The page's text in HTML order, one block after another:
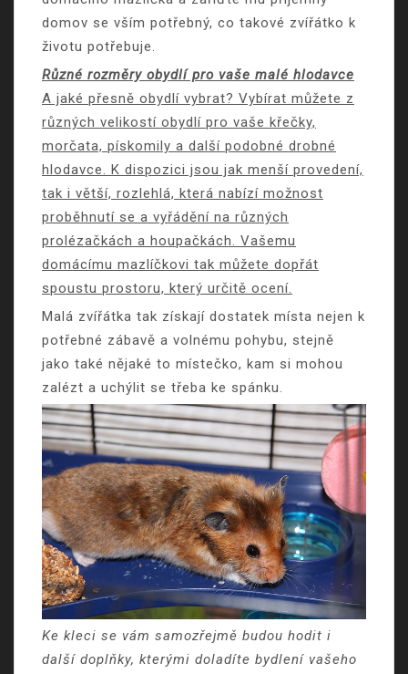
domov se vším potřebný, co takové zvířátko k
životu potřebuje.
Různé rozměry obydlí pro vaše malé hlodavce
A jaké přesně obydlí vybrat? Vybírat můžete z
různých velikostí obydlí pro vaše křečky,
morčata, pískomily a další podobné drobné
hlodavce. K dispozici jsou jak menší provedení,
tak i větší, rozlehlá, která nabízí možnost
proběhnutí se a vyřádění na různých
prolézačkách a houpačkách. Vašemu
domácímu mazlíčkovi tak můžete dopřát
spoustu prostoru, který určitě ocení.
Malá zvířátka tak získají dostatek místa nejen k
potřebné zábavě a volnému pohybu, stejně
jako také nějaké to místečko, kam si mohou
zalézt a uchýlit se třeba ke spánku.
Ke kleci se vám samozřejmě budou hodit i
další doplňky, kterými doladíte bydlení vašeho